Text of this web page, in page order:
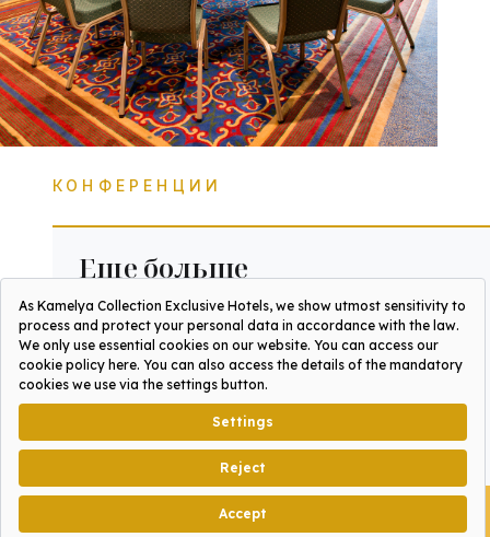
КОНФЕРЕНЦИИ
Еще больше
престижа
Мы привносим в ваши встречи
атмосферу знаменитого гостеприимства
Средиземноморья. Ваши гости станут
участниками уникального мероприятия,
воспользовавшись обширными
возможностями для конференций сети
Kamelya Collection, расположенными в
трех отелях.ЗАГРУЗИТЕ НАШЕ
НОВОЕ ПРИЛОЖЕНИЕ!